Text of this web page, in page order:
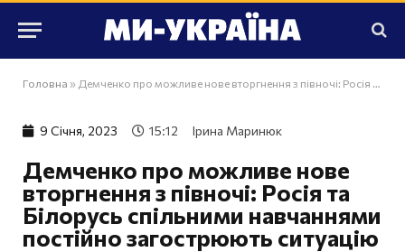
Головна » Демченко про можливе нове вторгнення з півночі: Росія та Білорусь спільними навчаннями постійно загострюють ситуацію
9 Сiчня, 2023 15:12 Ірина Маринюк
Демченко про можливе нове
вторгнення з півночі: Росія та
Білорусь спільними навчаннями
постійно загострюють ситуацію